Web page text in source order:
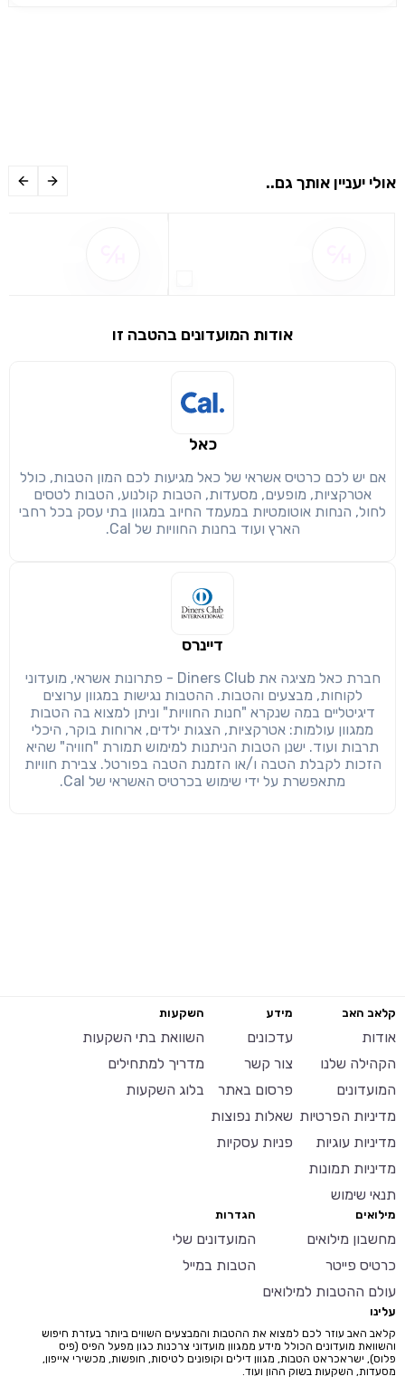
שיתוף
שימו לב!
מימוש הטבה זו ניתן רק לחברי
הבנתי, המשך לאתר
אולי יעניין אותך גם..
אודות המועדונים בהטבה זו
כאל
אם יש לכם כרטיס אשראי של כאל מגיעות לכם המון הטבות, כולל
אטרקציות, מופעים, מסעדות, הטבות קולנוע, הטבות לטסים
לחול, הנחות אוטומטיות במעמד החיוב במגוון בתי עסק בכל רחבי
הארץ ועוד בחנות החוויות של Cal.
דיינרס
חברת כאל מציגה את Diners Club - פתרונות אשראי, מועדוני
לקוחות, מבצעים והטבות. ההטבות נגישות במגוון ערוצים
דיגיטליים במה שנקרא "חנות החוויות" וניתן למצוא בה הטבות
ממגוון עולמות: אטרקציות, הצגות ילדים, ארוחות בוקר, היכלי
תרבות ועוד. ישנן הטבות הניתנות למימוש תמורת "חוויה" שהיא
הזכות לקבלת הטבה ו/או הזמנת הטבה בפורטל. צבירת חוויות
מתאפשרת על ידי שימוש בכרטיס האשראי של Cal.
קלאב האב
אודות
הקהילה שלנו
המועדונים
מדיניות הפרטיות
מדיניות עוגיות
מדיניות תמונות
תנאי שימוש
מידע
עדכונים
צור קשר
פרסום באתר
שאלות נפוצות
פניות עסקיות
השקעות
השוואת בתי השקעות
מדריך למתחילים
בלוג השקעות
מילואים
מחשבון מילואים
כרטיס פייטר
עולם ההטבות למילואים
הגדרות
המועדונים שלי
הטבות במייל
עלינו
קלאב האב עוזר לכם למצוא את ההטבות והמבצעים השווים ביותר בעזרת חיפוש
והשוואת מועדונים הכולל מידע ממגוון מועדוני צרכנות כגון מפעל הפיס (פיס
פלוס), ישראכראט הטבות, מגוון דילים וקופונים לטיסות, חופשות, מכשירי אייפון,
מסעדות, השקעות בשוק ההון ועוד.